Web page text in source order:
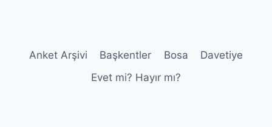
Anket Arşivi Başkentler Bosa
Davetiye
Evet mi? Hayır mı?